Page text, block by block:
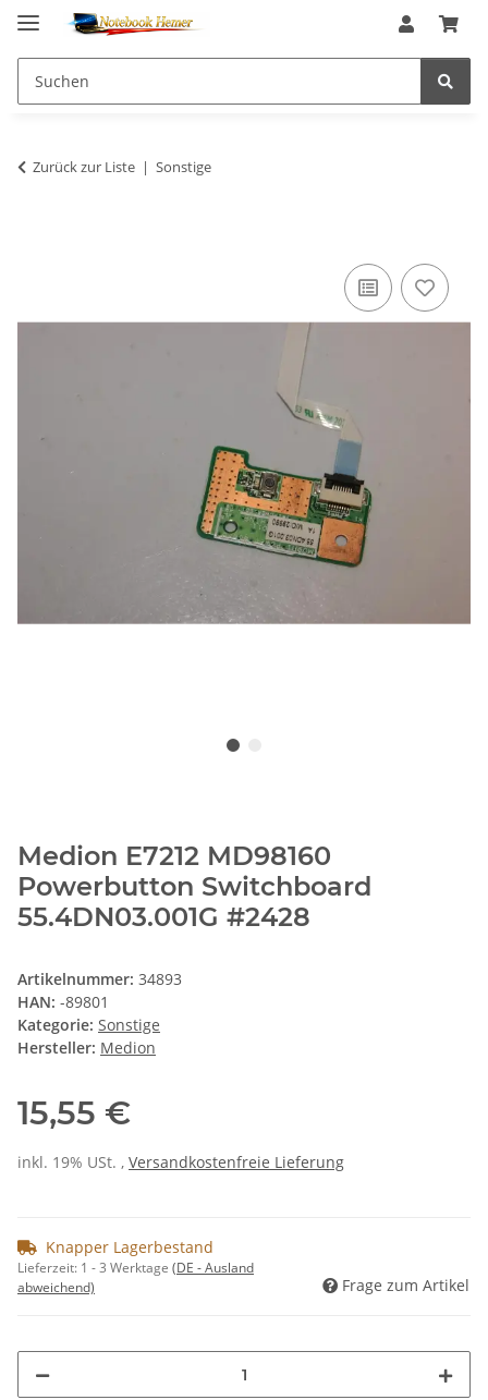
Zurück zur Liste Sonstige
Medion E7212 MD98160
Powerbutton Switchboard
55.4DN03.001G #2428
Artikelnummer: 34893
HAN: -89801
Kategorie: Sonstige
Hersteller: Medion
15,55 €
inkl. 19% USt. , Versandkostenfreie Lieferung
Knapper Lagerbestand
Lieferzeit: 1 - 3 Werktage (DE - Ausland
abweichend)
Frage zum Artikel